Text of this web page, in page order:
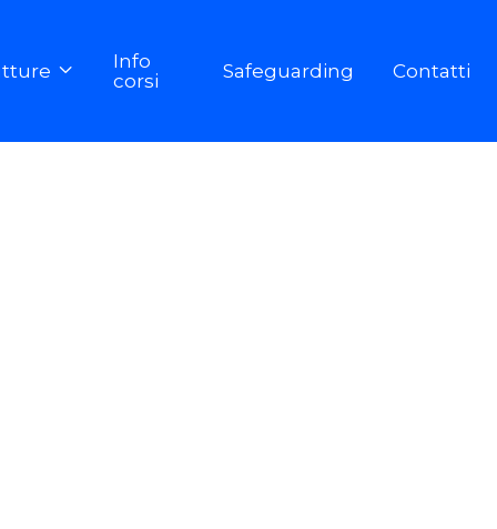

Info
corsi
Safeguarding Contatti